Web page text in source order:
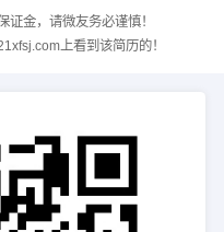
金，请微友务必谨慎！
上看到该简历的！